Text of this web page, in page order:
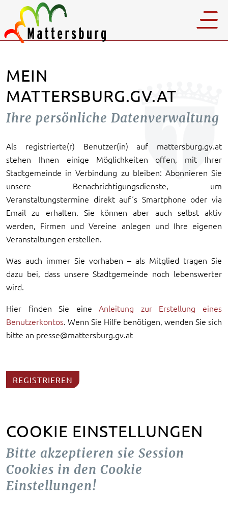
MEIN
MATTERSBURG.GV.AT
Ihre persönliche Datenverwaltung
Als registrierte(r) Benutzer(in) auf mattersburg.gv.at
stehen Ihnen einige Möglichkeiten offen, mit Ihrer
Stadtgemeinde in Verbindung zu bleiben: Abonnieren Sie
unsere Benachrichtigungsdienste, um
Veranstaltungstermine direkt auf´s Smartphone oder via
Email zu erhalten. Sie können aber auch selbst aktiv
werden, Firmen und Vereine anlegen und Ihre eigenen
Veranstaltungen erstellen.
Was auch immer Sie vorhaben – als Mitglied tragen Sie
dazu bei, dass unsere Stadtgemeinde noch lebenswerter
wird.
Hier finden Sie eineAnleitung zur Erstellung eines
Benutzerkontos. Wenn Sie Hilfe benötigen, wenden Sie sich
bitte an presse@mattersburg.gv.at
REGISTRIEREN
COOKIE EINSTELLUNGEN
Bitte akzeptieren sie Session
Cookies in den Cookie
Einstellungen!